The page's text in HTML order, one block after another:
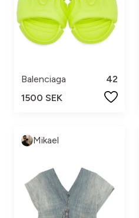
Balenciaga
42
1500 SEK
Mikael